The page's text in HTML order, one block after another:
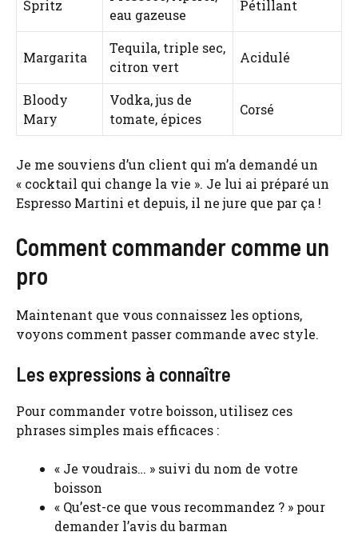
Spritz
eau gazeuse
Pétillant
Margarita
Tequila, triple sec,
citron vert
Acidulé
Bloody
Mary
Vodka, jus de
tomate, épices
Corsé
Je me souviens d’un client qui m’a demandé un
« cocktail qui change la vie ». Je lui ai préparé un
Espresso Martini et depuis, il ne jure que par ça !
Comment commander comme un
pro
Maintenant que vous connaissez les options,
voyons comment passer commande avec style.
Les expressions à connaître
Pour commander votre boisson, utilisez ces
phrases simples mais efficaces :
« Je voudrais… » suivi du nom de votre
boisson
« Qu’est-ce que vous recommandez ? » pour
demander l’avis du barman